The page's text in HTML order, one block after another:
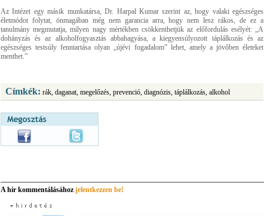
Az Intézet egy másik munkatársa, Dr. Harpal Kumar szerint az, hogy valaki egészséges
életmódot folytat, önmagában még nem garancia arra, hogy nem lesz rákos, de ez a
tanulmány megmutatja, milyen nagy mértékben csökkenthetjük az előfordulás esélyét: „A
dohányzás és az alkoholfogyasztás abbahagyása, a kiegyensúlyozott táplálkozás és az
egészséges testsúly fenntartása olyan „újévi fogadalom” lehet, amely a jövőben életeket
menthet.”
Címkék: rák, daganat, megelőzés, prevenció, diagnózis, táplálkozás, alkohol
A hír kommentálásához jelentkezzen be!